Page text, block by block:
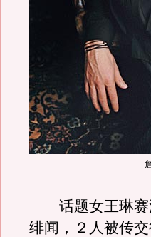
话题女王琳赛
绯闻，２人被传